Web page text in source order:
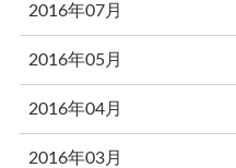
2016年07月
2016年05月
2016年04月
2016年03月